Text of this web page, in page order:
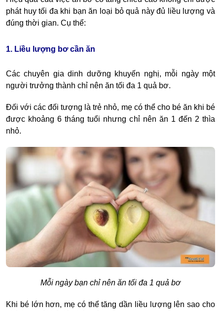
phát huy tối đa khi bạn ăn loại bỏ quả này đủ liều lượng và
đúng thời gian. Cụ thể:
1. Liều lượng bơ cần ăn
Các chuyên gia dinh dưỡng khuyến nghị, mỗi ngày một
người trưởng thành chỉ nên ăn tối đa 1 quả bơ.
Đối với các đối tượng là trẻ nhỏ, mẹ có thể cho bé ăn khi bé
được khoảng 6 tháng tuổi nhưng chỉ nên ăn 1 đến 2 thìa
nhỏ.
Mỗi ngày bạn chỉ nên ăn tối đa 1 quả bơ
Khi bé lớn hơn, mẹ có thể tăng dần liều lượng lên sao cho